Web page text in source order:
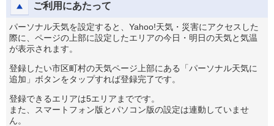
ご利用にあたって
パーソナル天気を設定すると、Yahoo!天気・災害にアクセスした
際に、ページの上部に設定したエリアの今日・明日の天気と気温
が表示されます。
登録したい市区町村の天気ページ上部にある「パーソナル天気に
追加」ボタンをタップすれば登録完了です。
登録できるエリアは5エリアまでです。
また、スマートフォン版とパソコン版の設定は連動していませ
ん。